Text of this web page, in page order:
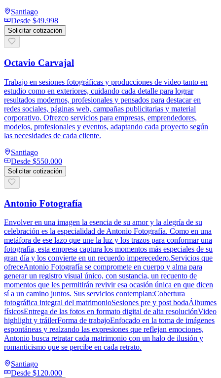
Santiago
Desde $49.998
Solicitar cotización
Octavio Carvajal
Trabajo en sesiones fotográficas y producciones de video tanto en
estudio como en exteriores, cuidando cada detalle para lograr
resultados modernos, profesionales y pensados para destacar en
redes sociales, páginas web, campañas publicitarias y material
corporativo. Ofrezco servicios para empresas, emprendedores,
modelos, profesionales y eventos, adaptando cada proyecto según
las necesidades de cada cliente.
Santiago
Desde $550.000
Solicitar cotización
Antonio Fotografía
Envolver en una imagen la esencia de su amor y la alegría de su
celebración es la especialidad de Antonio Fotografía. Como en una
metáfora de ese lazo que une la luz y los trazos para conformar una
fotografía, esta empresa captura los momentos más especiales de su
gran día y los convierte en un recuerdo imperecedero.Servicios que
ofreceAntonio Fotografía se compromete en cuerpo y alma para
generar un registro visual único, con sustancia, un recuento de
momentos que les permitirán revivir esa ocasión única en que dicen
sí a un camino juntos. Sus servicios contemplan:Cobertura
fotográfica integral del matrimonioSesiones pre y post bodaÁlbumes
físicosEntrega de las fotos en formato digital de alta resoluciónVideo
highlight y tráilerForma de trabajoEnfocado en la toma de imágenes
espontáneas y realzando las expresiones que reflejan emociones,
Antonio busca retratar cada matrimonio con un halo de ilusión y
romanticismo que se percibe en cada retrato.
Santiago
Desde $120.000